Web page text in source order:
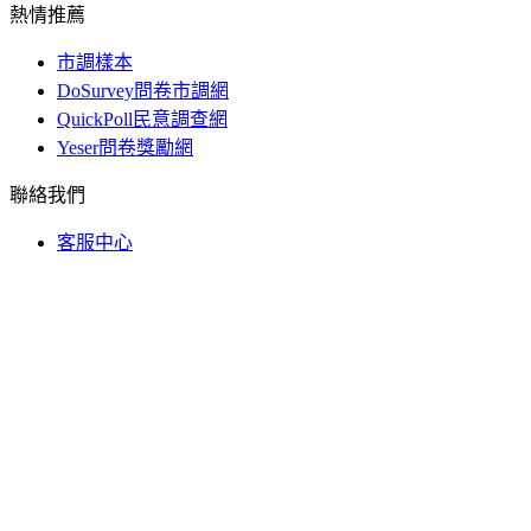
熱情推薦
市調樣本
DoSurvey問卷市調網
QuickPoll民意調查網
Yeser問卷獎勵網
聯絡我們
客服中心